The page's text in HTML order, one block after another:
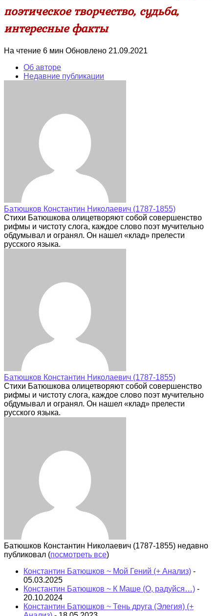
поэтическое творчество, судьба,
интересные факты
На чтение 6 мин Обновлено 21.09.2021
Об авторе
Недавние публикации
Батюшков Константин Николаевич (1787-1855)
Стихи Батюшкова олицетворяют собой совершенство
рифмы и чистоту слога, каждое слово поэт мучительно
обдумывал и огранял. Он нашел «клад» прелести
русского языка.
Батюшков Константин Николаевич (1787-1855)
Стихи Батюшкова олицетворяют собой совершенство
рифмы и чистоту слога, каждое слово поэт мучительно
обдумывал и огранял. Он нашел «клад» прелести
русского языка.
Батюшков Константин Николаевич (1787-1855) недавно
публиковал (посмотреть все)
Константин Батюшков ~ Мой Гений (+ Анализ) -
05.03.2025
Константин Батюшков ~ К Маше (О, радуйся…) -
20.10.2024
Константин Батюшков ~ Тень друга (Элегия) (+